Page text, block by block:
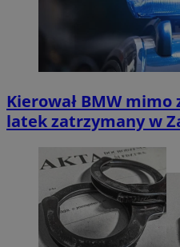
Kierował BMW mimo
latek zatrzymany w